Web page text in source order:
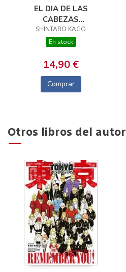
EL DIA DE LAS
CABEZAS
VOLADORAS
SHINTARO KAGO
En stock
14,90 €
Comprar
Otros libros del autor